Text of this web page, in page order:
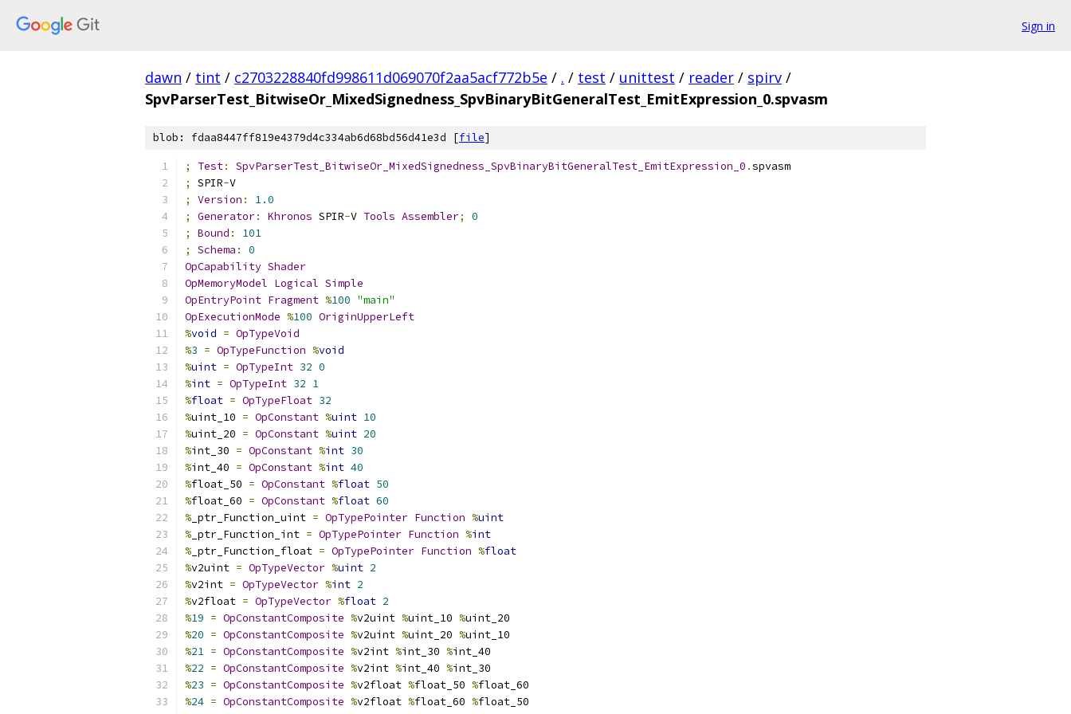
Sign in
dawn / tint / c2703228840fd998611d069070f2aa5acf772b5e / . / test / unittest / reader / spirv /
SpvParserTest_BitwiseOr_MixedSignedness_SpvBinaryBitGeneralTest_EmitExpression_0.spvasm
blob: fdaa8447ff819e4379d4c334ab6d68bd56d41e3d [file]
; Test: SpvParserTest_BitwiseOr_MixedSignedness_SpvBinaryBitGeneralTest_EmitExpression_0 .spvasm
;
SPIR-V
;
Version :
1.0
;
Generator: Khronos SPIR-V Tools Assembler;
0
;
Bound :
101
;
Schema :
0
OpCapability Shader
OpMemoryModel Logical Simple
OpEntryPoint Fragment %100 "main"
OpExecutionMode %100 OriginUpperLeft
%void = OpTypeVoid
%3 = OpTypeFunction %void
%uint = OpTypeInt 32 0
%int = OpTypeInt 32 1
%float = OpTypeFloat 32
%uint_10 = OpConstant %uint 10
%uint_20 = OpConstant %uint 20
%int_30 = OpConstant %int 30
%int_40 = OpConstant %int 40
%float_50 = OpConstant %float 50
%float_60 = OpConstant %float 60
% _ptr_Function_uint = OpTypePointer Function %uint
% _ptr_Function_int = OpTypePointer Function %int
% _ptr_Function_float = OpTypePointer Function %float
%v2uint = OpTypeVector %uint 2
%v2int = OpTypeVector %int 2
%v2float = OpTypeVector %float 2
%19 = OpConstantComposite %v2uint %uint_10 %uint_20
%20 = OpConstantComposite %v2uint %uint_20 %uint_10
%21 = OpConstantComposite %v2int %int_30 %int_40
%22 = OpConstantComposite %v2int %int_40 %int_30
%23 = OpConstantComposite %v2float %float_50 %float_60
%24 = OpConstantComposite %v2float %float_60 %float_50